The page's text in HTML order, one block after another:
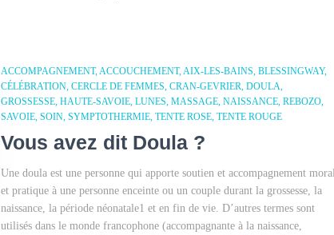
ACCOMPAGNEMENT ACCOUCHEMENT AIX-LES-BAINS BLESSINGWAY
CÉLÉBRATION CERCLE DE FEMMES CRAN-GEVRIER DOULA
GROSSESSE HAUTE-SAVOIE LUNES MASSAGE NAISSANCE REBOZO
SAVOIE SOIN SYMPTOTHERMIE TENTE ROSE TENTE ROUGE
Vous avez dit Doula ?
Une doula est une personne qui apporte soutien et accompagnement moral
et pratique à une personne enceinte ou un couple durant la grossesse, la
naissance, la période néonatale1 et en fin de vie. D’autres termes sont
utilisés dans le monde francophone (accompagnante à la naissance,